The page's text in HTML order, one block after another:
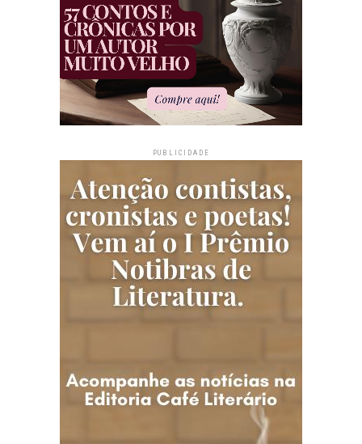
PUBLICIDADE